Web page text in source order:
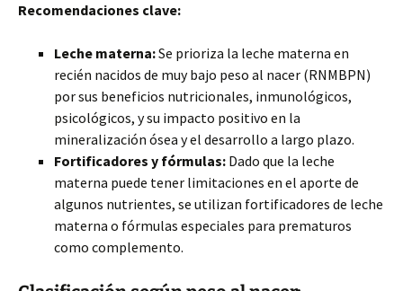
Recomendaciones clave:
Leche materna:Se prioriza la leche materna en
recién nacidos de muy bajo peso al nacer (RNMBPN)
por sus beneficios nutricionales, inmunológicos,
psicológicos, y su impacto positivo en la
mineralización ósea y el desarrollo a largo plazo.
Fortificadores y fórmulas: Dado que la leche
materna puede tener limitaciones en el aporte de
algunos nutrientes, se utilizan fortificadores de leche
materna o fórmulas especiales para prematuros
como complemento.